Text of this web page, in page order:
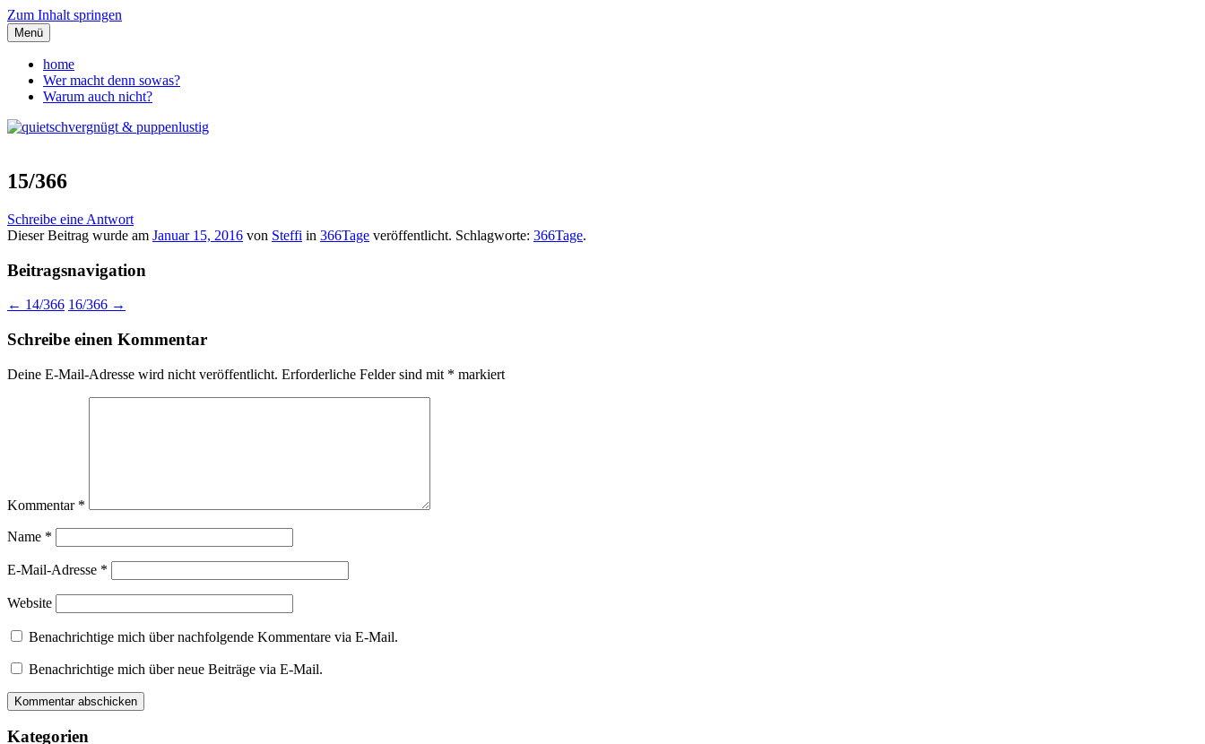
Zum Inhalt springen
quietschvergnügt & puppenlustig
Menü
home
Wer macht denn sowas?
Warum auch nicht?
15/366
Schreibe eine Antwort
Dieser Beitrag wurde am Januar 15, 2016 von Steffi in 366Tage veröffentlicht. Schlagworte: 366Tage.
Beitragsnavigation
← 14/366 16/366 →
Schreibe einen Kommentar
Deine E-Mail-Adresse wird nicht veröffentlicht. Erforderliche Felder sind mit * markiert
Kommentar *
Name *
E-Mail-Adresse *
Website
Benachrichtige mich über nachfolgende Kommentare via E-Mail.
Benachrichtige mich über neue Beiträge via E-Mail.
Kategorien